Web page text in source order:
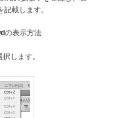
載します。
の表示方法
します。